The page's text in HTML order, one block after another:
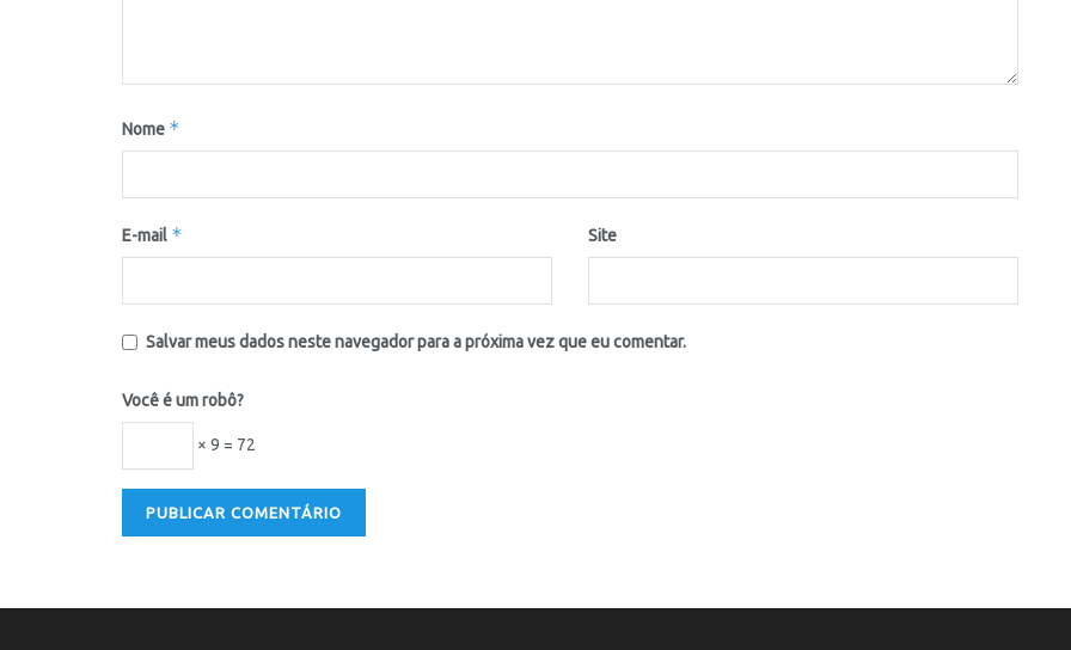
Nome *
E-mail * Site
Salvar meus dados neste navegador para a próxima vez que eu comentar.
Você é um robô?
× 9 = 72